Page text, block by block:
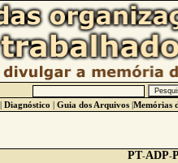
Diagnóstico | Guia dos Arquivos|Memórias
PT-ADP-